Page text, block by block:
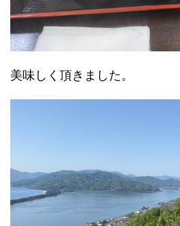
美味しく頂きました。